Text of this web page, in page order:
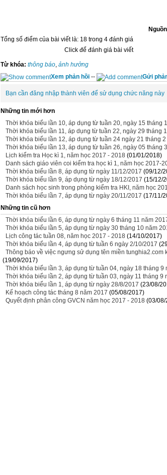
Tổng số điểm của bài viết là: 18 trong 4 đánh giá
Click để đánh giá bài viết
Từ khóa: thông báo, ảnh hưởng
Xem phản hồi -- Gửi
Bạn cần đăng nhập thành viên để sử dụng chức năng này
Những tin mới hơn
Thời khóa biểu lần 10, áp dụng từ tuần 20, ngày 15 tháng
Thời khóa biểu lần 11, áp dụng từ tuần 22, ngày 29 tháng
Thời khóa biểu lần 12, áp dụng từ tuần 24 ngày 21 tháng
Thời khóa biểu lần 13, áp dụng từ tuần 26, ngày 05 tháng
Lịch kiểm tra Học kì 1, năm học 2017 - 2018 (01/01/2018)
Danh sách giáo viên coi kiểm tra học kì 1, năm học 2017-
Thời khóa biểu lần 8, áp dụng từ ngày 11/12/2017 (09/12/
Thời khóa biểu lần 9, áp dụng từ ngày 18/12/2017 (15/12/
Danh sách học sinh trong phòng kiểm tra HKI, năm học
Thời khóa biểu lần 7, áp dụng từ ngày 20/11/2017 (17/11/
Những tin cũ hơn
Thời khóa biểu lần 6, áp dụng từ ngày 6 tháng 11 năm
Thời khóa biểu lần 5, áp dụng từ ngày 30 tháng 10 năm
Lịch công tác tuần 08, năm học 2017 - 2018 (14/10/2017)
Thời khóa biểu lần 4, áp dụng từ tuần 6 ngày 2/10/2017
Thông báo về việc ngưng sử dụng tên miền tunghia2.com
(19/09/2017)
Thời khóa biểu lần 3, áp dụng từ tuần 04, ngày 18 tháng 9
Thời khóa biểu lần 2, áp dụng từ tuần 03, ngày 11 tháng 9
Thời khóa biểu lần 1, áp dụng từ ngày 28/8/2017 (23/08/
Kế hoạch công tác tháng 8 năm 2017 (05/08/2017)
Quyết định phân công GVCN năm học 2017 - 2018 (03/